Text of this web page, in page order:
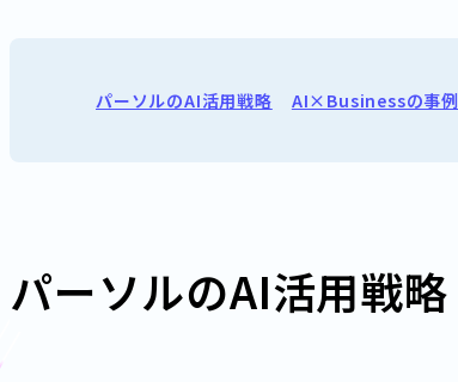
パーソルのAI活用戦略 AI×Businessの事例
パーソルのAI活用戦略